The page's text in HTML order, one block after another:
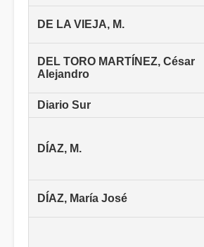
DE LA VIEJA, M.
DEL TORO MARTÍNEZ, César
Alejandro
Diario Sur
DÍAZ, M.
DÍAZ, María José